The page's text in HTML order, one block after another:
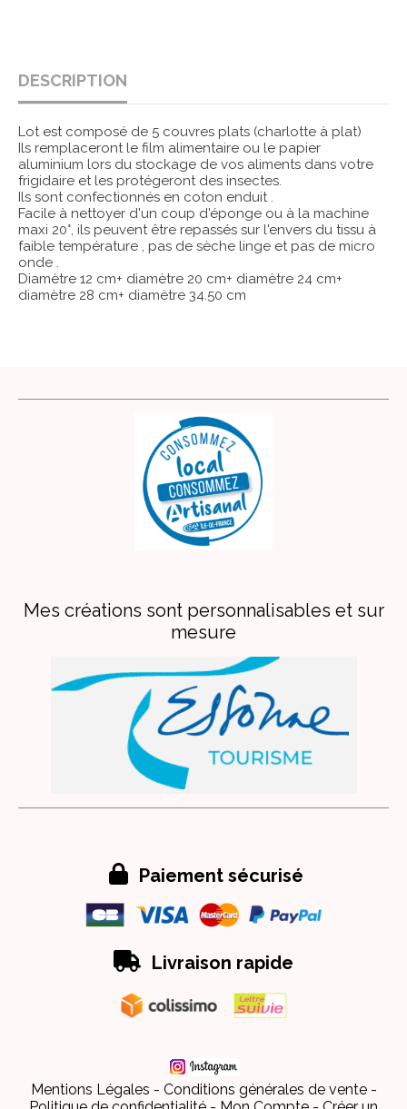
DESCRIPTION
Lot est composé de 5 couvres plats (charlotte à plat)
Ils remplaceront le film alimentaire ou le papier
aluminium lors du stockage de vos aliments dans votre
frigidaire et les protégeront des insectes.
Ils sont confectionnés en coton enduit .
Facile à nettoyer d'un coup d'éponge ou à la machine
maxi 20°, ils peuvent être repassés sur l'envers du tissu à
faible température , pas de sèche linge et pas de micro
onde .
Diamètre 12 cm+ diamètre 20 cm+ diamètre 24 cm+
diamètre 28 cm+ diamètre 34.50 cm
Mes créations sont personnalisables et sur
mesure
 Paiement sécurisé
 Livraison rapide
Mentions Légales
Conditions générales de vente